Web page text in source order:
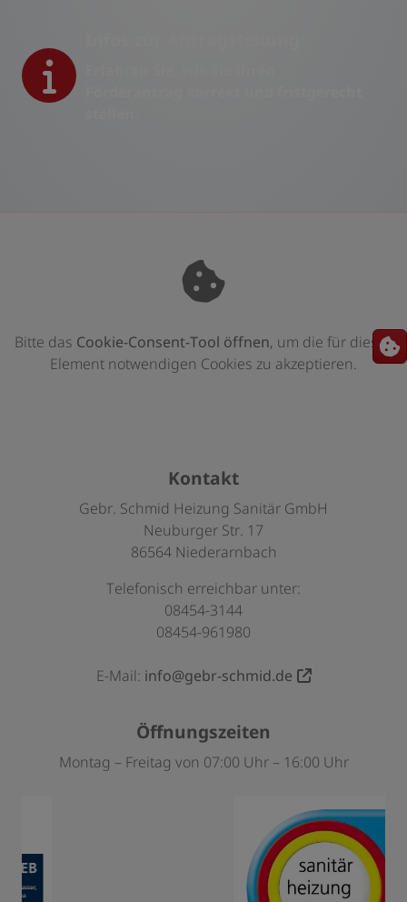
Bitte das Cookie-Consent-Tool öffnen, um die für dieses
Element notwendigen Cookies zu akzeptieren.
Footer - Kontaktdaten und
Kontakt
Gebr. Schmid Heizung Sanitär GmbH
Neuburger Str. 17
86564 Niederarnbach
Telefonisch erreichbar unter:
08454-3144
08454-961980
E-Mail: info@gebr-schmid.de
Öffnungszeiten
Montag – Freitag von 07:00 Uhr – 16:00 Uhr